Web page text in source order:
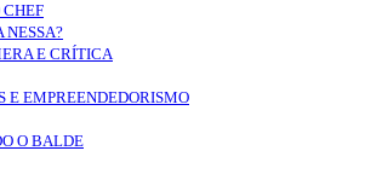
CHEF
NESSA?
E CRÍTICA
E EMPREENDEDORISMO
O BALDE